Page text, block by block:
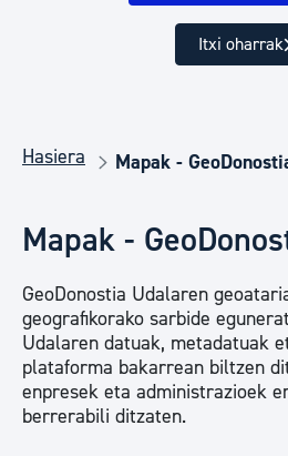
Itxi oharrak
Hasiera Mapak -
Mapak -
GeoDonostia Udalaren
geografikorako sarbide
Udalaren datuak, metadatuak
plataforma bakarrean biltzen
enpresek eta administrazioek
berrerabili ditzaten.